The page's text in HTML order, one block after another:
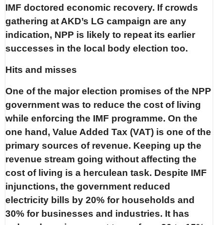
IMF doctored economic recovery. If crowds
gathering at AKD’s LG campaign are any
indication, NPP is likely to repeat its earlier
successes in the local body election too.
Hits and misses
One of the major election promises of the NPP
government was to reduce the cost of living
while enforcing the IMF programme. On the
one hand, Value Added Tax (VAT) is one of the
primary sources of revenue. Keeping up the
revenue stream going without affecting the
cost of living is a herculean task. Despite IMF
injunctions, the government reduced
electricity bills by 20% for households and
30% for businesses and industries. It has